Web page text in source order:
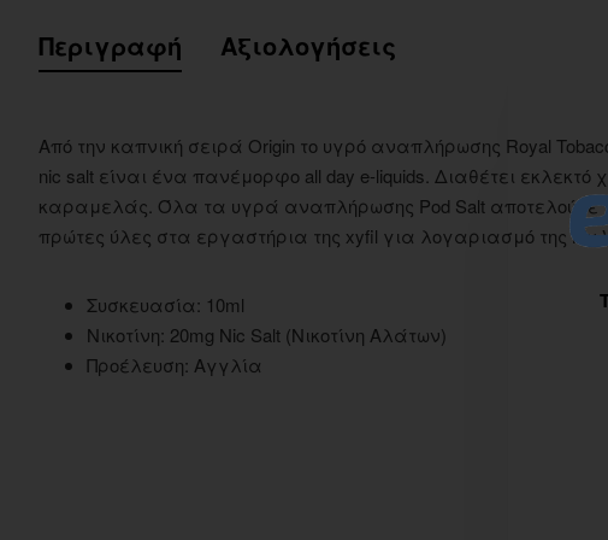
Περιγραφή Αξιολογήσεις
Από την καπνική σειρά Origin το υγρό αναπλήρωσης Royal
nic salt είναι ένα πανέμορφο all day e-liquids. Διαθέτει
καραμελάς. Όλα τα υγρά αναπλήρωσης Pod Salt αποτελούνε
πρώτες ύλες στα εργαστήρια της xyfil για λογαριασμό της My
Συσκευασία: 10ml
Νικοτίνη: 20mg Nic Salt (Νικοτίνη Αλάτων)
Προέλευση: Αγγλία